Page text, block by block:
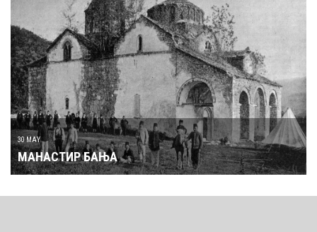
30 MAY
МАНАСТИР БАЊА